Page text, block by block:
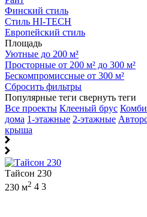
Финский стиль
Стиль HI-TECH
Европейский стиль
Площадь
Уютные до 200 м²
Просторные от 200 м² до 300 м²
Бескомпромиссные от 300 м²
Сбросить фильтры
Популярные теги свернуть теги
Все проекты Клееный брус
дома 1-этажные 2-этажные
крыша
Тайсон 230
230 м2 4 3